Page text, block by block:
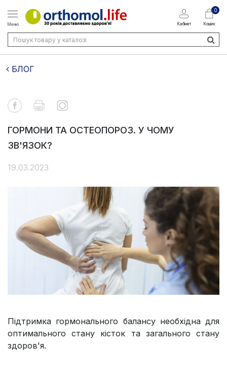
Меню Кабінет
0
Кошик
БЛОГ
ГОРМОНИ ТА ОСТЕОПОРОЗ. У ЧОМУ
ЗВ'ЯЗОК?
19.03.2023
Підтримка гормонального балансу необхідна для
оптимального стану кісток та загального стану
здоров'я.